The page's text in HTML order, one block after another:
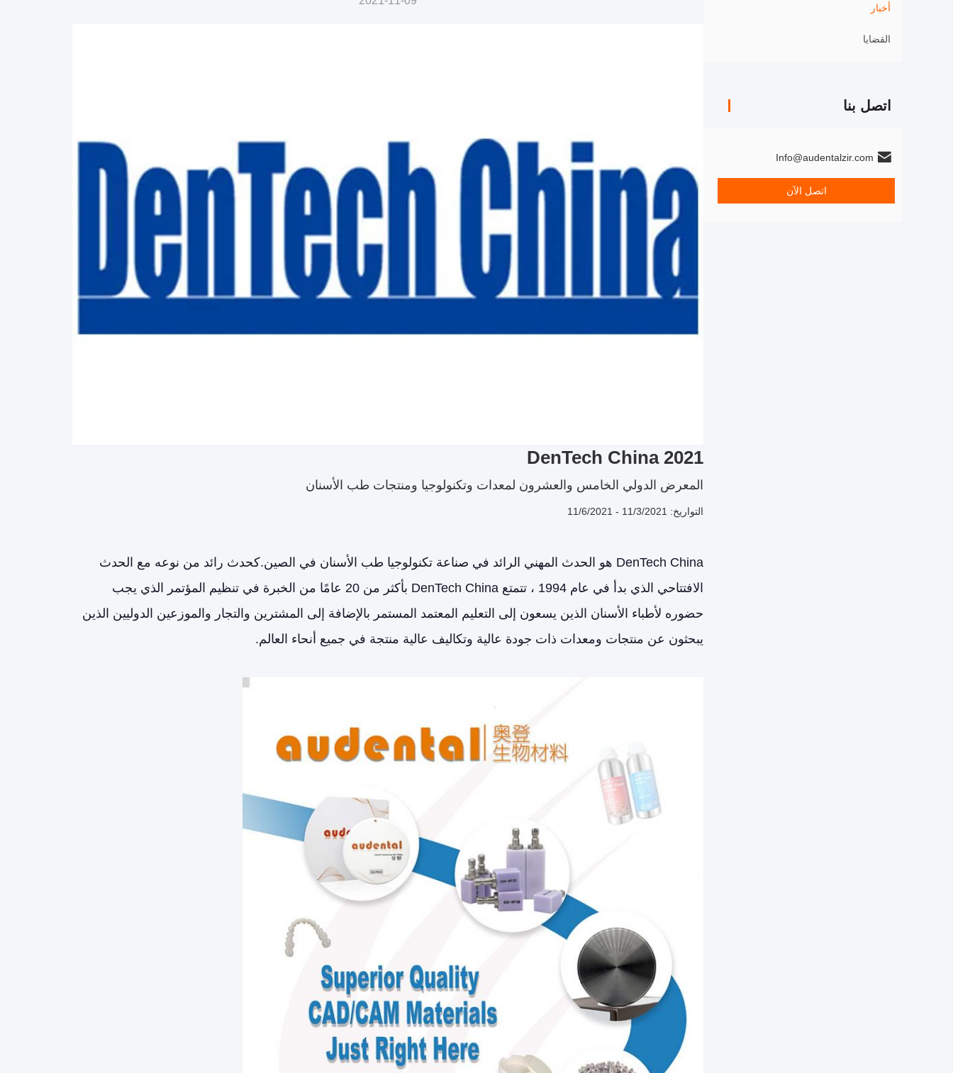
أخبار
القضايا
اتصل بنا
Info@audentalzir.com
اتصل الآن
DenTech China 2021
المعرض الدولي الخامس والعشرون لمعدات وتكنولوجيا ومنتجات طب الأسنان
التواريخ: 11/3/2021 - 11/6/2021
DenTech China هو الحدث المهني الرائد في صناعة تكنولوجيا طب الأسنان في الصين.كحدث رائد من نوعه مع الحدث
الافتتاحي الذي بدأ في عام 1994 ، تتمتع DenTech China بأكثر من 20 عامًا من الخبرة في تنظيم المؤتمر الذي يجب
حضوره لأطباء الأسنان الذين يسعون إلى التعليم المعتمد المستمر بالإضافة إلى المشترين والتجار والموزعين الدوليين الذين
يبحثون عن منتجات ومعدات ذات جودة عالية وتكاليف عالية منتجة في جميع أنحاء العالم.